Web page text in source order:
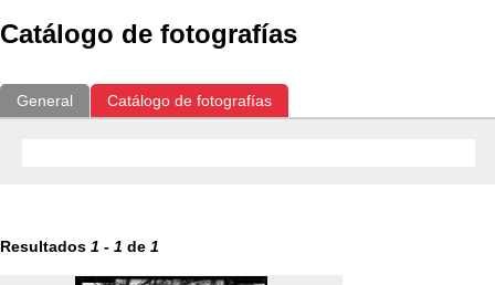
Catálogo de fotografías
General Catálogo de fotografías
Resultados 1 - 1 de 1